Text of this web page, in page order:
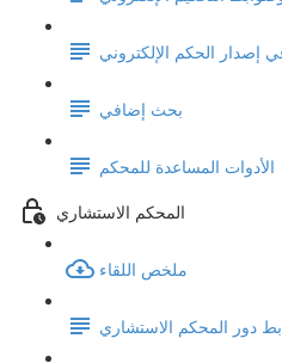
إصدار الحكم الإلكتروني
بحث إضافي
الأدوات المساعدة للمحكم
المحكم الاستشاري
ملخص اللقاء
دور المحكم الاستشاري